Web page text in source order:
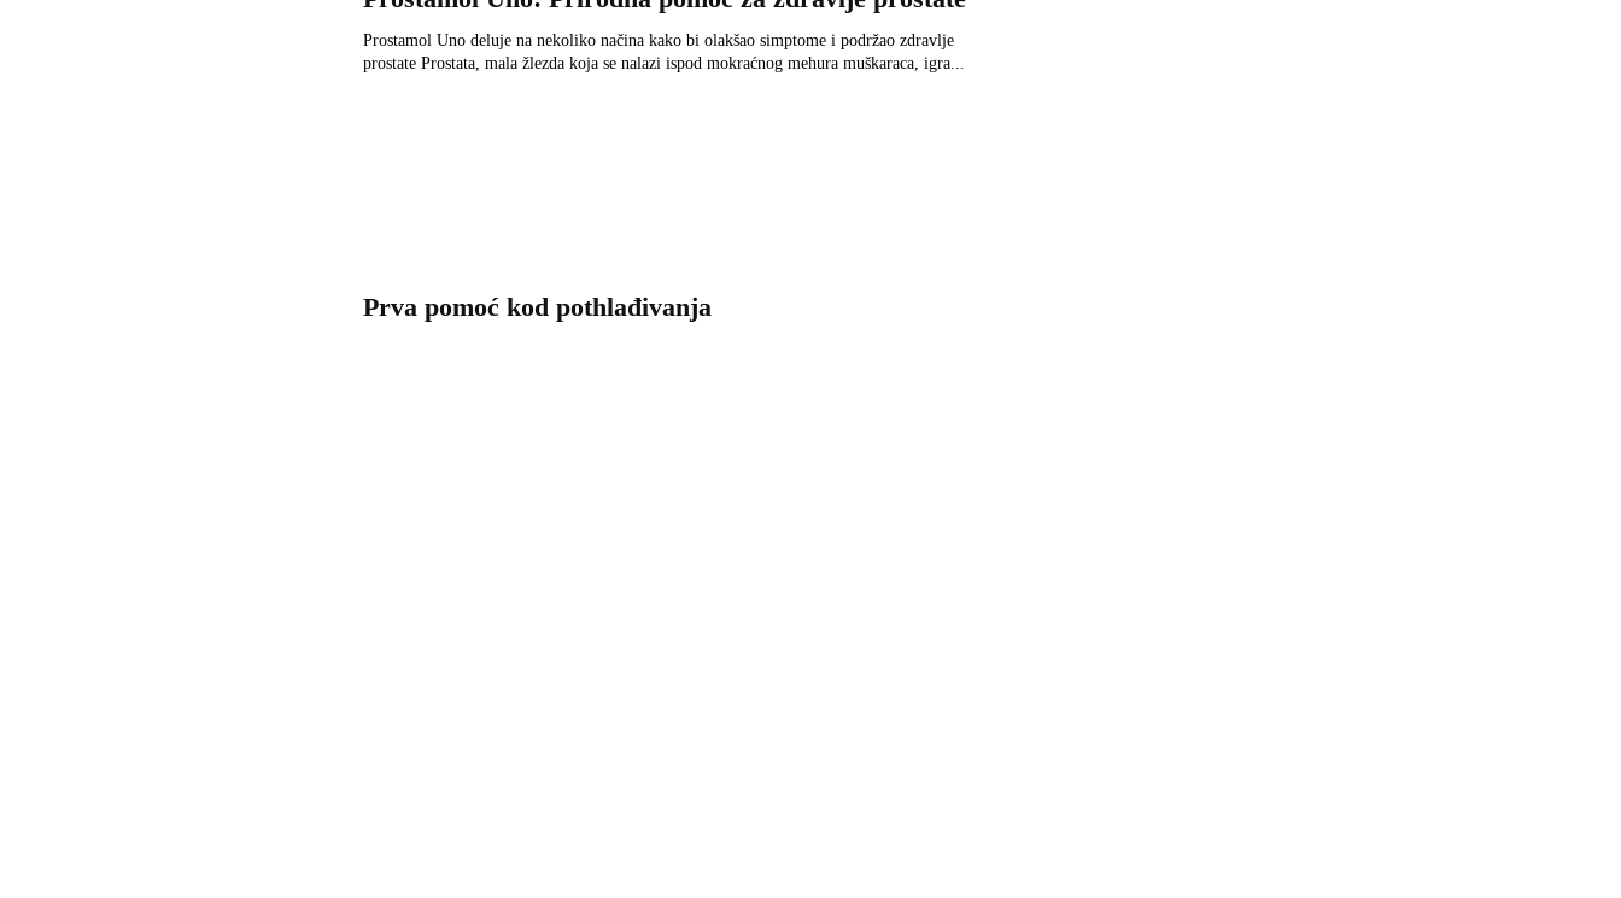
Prostamol Uno deluje na nekoliko načina kako bi olakšao simptome i podržao zdravlje
prostate Prostata, mala žlezda koja se nalazi ispod mokraćnog mehura muškaraca, igra...
Prva pomoć kod pothlađivanja